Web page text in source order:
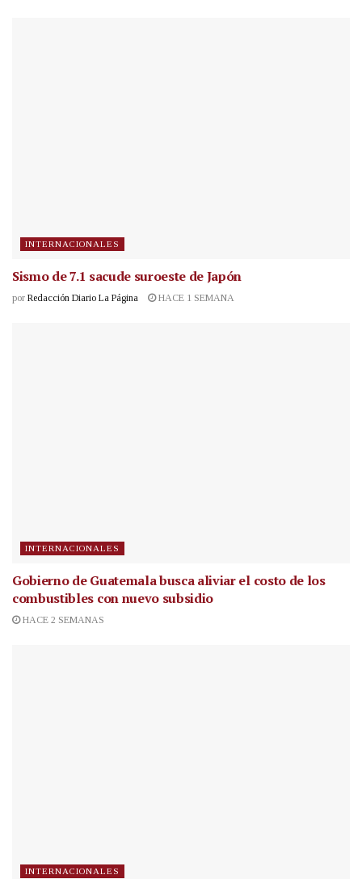
INTERNACIONALES
Sismo de 7.1 sacude suroeste de Japón
por Redacción Diario La Página HACE 1 SEMANA
INTERNACIONALES
Gobierno de Guatemala busca aliviar el costo de los
combustibles con nuevo subsidio
HACE 2 SEMANAS
INTERNACIONALES